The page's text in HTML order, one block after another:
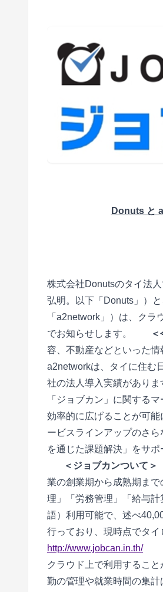
Donuts と
株式会社Donutsのタイ法
弘明。以下「Donuts」）
「a2network」）は、ク
でお知らせします。
容、不動産などといった
a2networkは、タイに住む
社の法人導入実績がありま
「ジョブカン」に関する
効率的に広げることが可
ービスラインアップのさ
を通じた課題解決」をサ
＜ジョブカンついて＞
業の創業期から成熟期ま
理」「労務管理」「給与
語）利用可能で、述べ
行っており、現時点でタ
http://www.jobcan.in.th/
クラウド上で利用するこ
勤の管理や就業時間の集